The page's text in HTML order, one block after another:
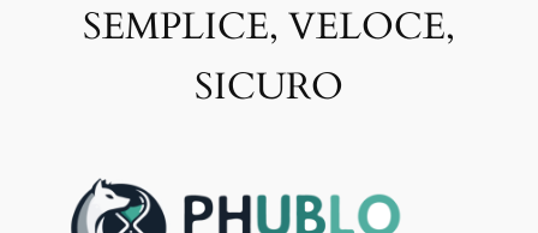
SEMPLICE, VELOCE,
SICURO